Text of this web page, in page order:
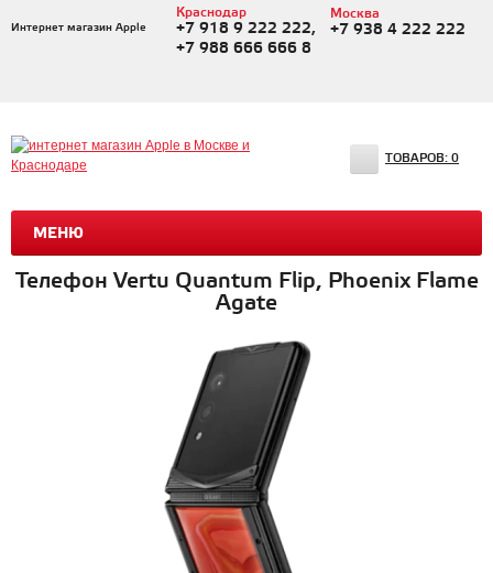
Интернет магазин Apple
Краснодар
+7 918 9 222 222,
+7 988 666 666 8
Москва
+7 938 4 222 222
МЕНЮ
ТОВАРОВ: 0
Телефон Vertu Quantum Flip, Phoenix Flame
Agate